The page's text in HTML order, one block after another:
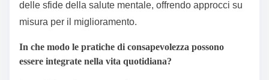
delle sfide della salute mentale, offrendo approcci su
misura per il miglioramento.
In che modo le pratiche di consapevolezza possono
essere integrate nella vita quotidiana?